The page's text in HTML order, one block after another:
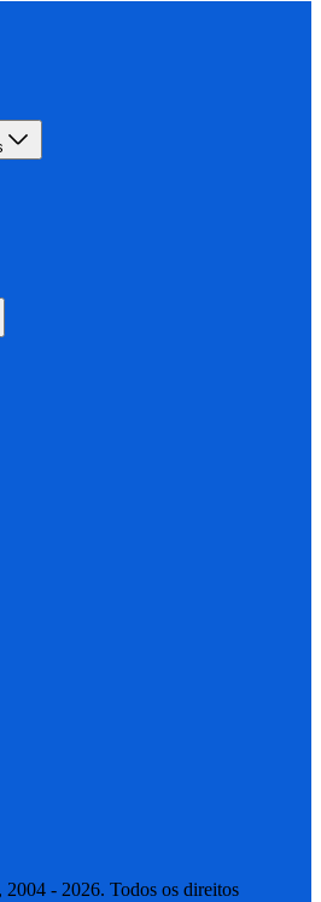
- 2026. Todos os direitos